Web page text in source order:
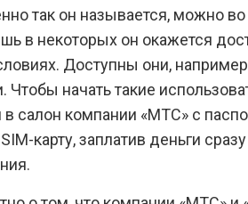
так он называется, можно
в некоторых он окажется
Доступны они,
Чтобы начать такие
в салон компании «МТС» с
карту, заплатив деньги